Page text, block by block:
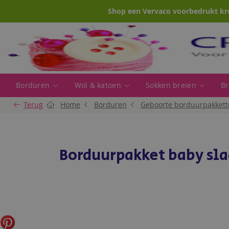
Shop een Vervaco voorbedrukt
Borduren Wol & katoen Sokken breien
Terug
Home Borduren Geboorte
Borduurpakket baby